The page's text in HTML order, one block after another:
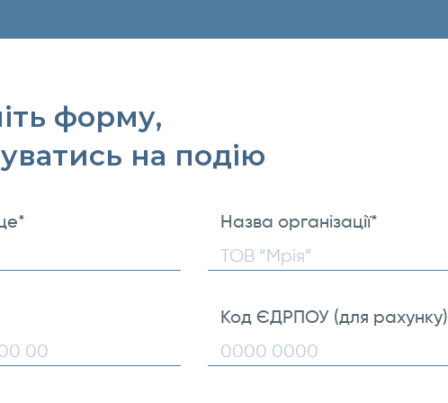
форму,
на подію
* Назва організації*
Код ЄДРПОУ (для рахунку)